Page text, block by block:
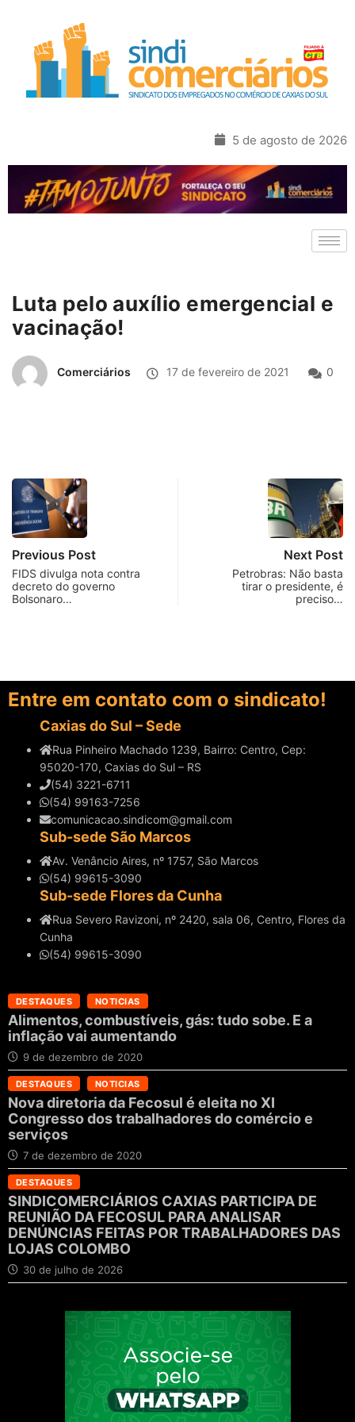
5 de agosto de 2026
Luta pelo auxílio emergencial e
vacinação!
Comerciários 17 de fevereiro de 2021 0
Previous Post
FIDS divulga nota contra
decreto do governo
Bolsonaro…
Next Post
Petrobras: Não basta
tirar o presidente, é
preciso…
Entre em contato com o sindicato!
Caxias do Sul – Sede
Rua Pinheiro Machado 1239, Bairro: Centro, Cep:
95020-170, Caxias do Sul – RS
(54) 3221-6711
(54) 99163-7256
comunicacao.sindicom@gmail.com
Sub-sede São Marcos
Av. Venâncio Aires, nº 1757, São Marcos
(54) 99615-3090
Sub-sede Flores da Cunha
Rua Severo Ravizoni, nº 2420, sala 06, Centro, Flores da
Cunha
(54) 99615-3090
DESTAQUES NOTICIAS
Alimentos, combustíveis, gás: tudo sobe. E a
inflação vai aumentando
9 de dezembro de 2020
DESTAQUES NOTICIAS
Nova diretoria da Fecosul é eleita no XI
Congresso dos trabalhadores do comércio e
serviços
7 de dezembro de 2020
DESTAQUES
SINDICOMERCIÁRIOS CAXIAS PARTICIPA DE
REUNIÃO DA FECOSUL PARA ANALISAR
DENÚNCIAS FEITAS POR TRABALHADORES DAS
LOJAS COLOMBO
30 de julho de 2026